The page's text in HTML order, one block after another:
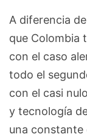
A diferencia
que Colombia
con el caso
todo el
con el casi
y tecnología
una constante